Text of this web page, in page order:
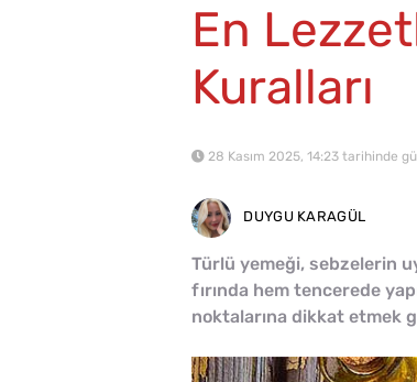
En
Kuralları
28 Kasım 2025, 14:23 tarihinde
DUYGU KARAGÜL
Türlü yemeği, sebzelerin
fırında hem tencerede
noktalarına dikkat etmek